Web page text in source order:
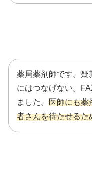
薬局薬剤師です。疑
にはつなげない。
ました。 医師にも薬
者さんを待たせるた